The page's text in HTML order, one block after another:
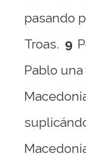
pasando
Troas. 9
Pablo